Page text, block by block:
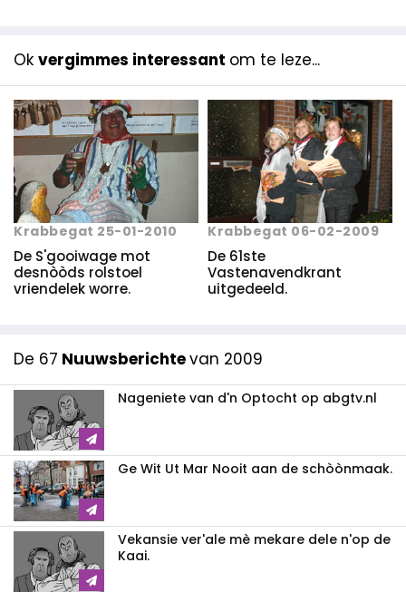
Ok vergimmes interessant om te leze...
Krabbegat 25-01-2010
De S'gooiwage mot
desnòòds rolstoel
vriendelek worre.
Krabbegat 06-02-2009
De 61ste
Vastenavendkrant
uitgedeeld.
De 67 Nuuwsberichtevan 2009
Nageniete van d'n Optocht op abgtv.nl
Ge Wit Ut Mar Nooit aan de schòònmaak.
Vekansie ver'ale mè mekare dele n'op de
Kaai.